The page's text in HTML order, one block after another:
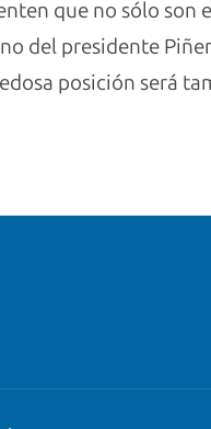
que no sólo son
del presidente
posición será